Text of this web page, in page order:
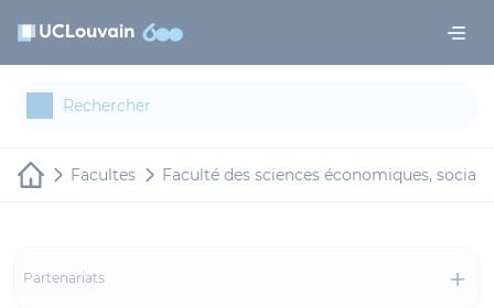
Facultes Faculté des sciences économiques,
Partenariats